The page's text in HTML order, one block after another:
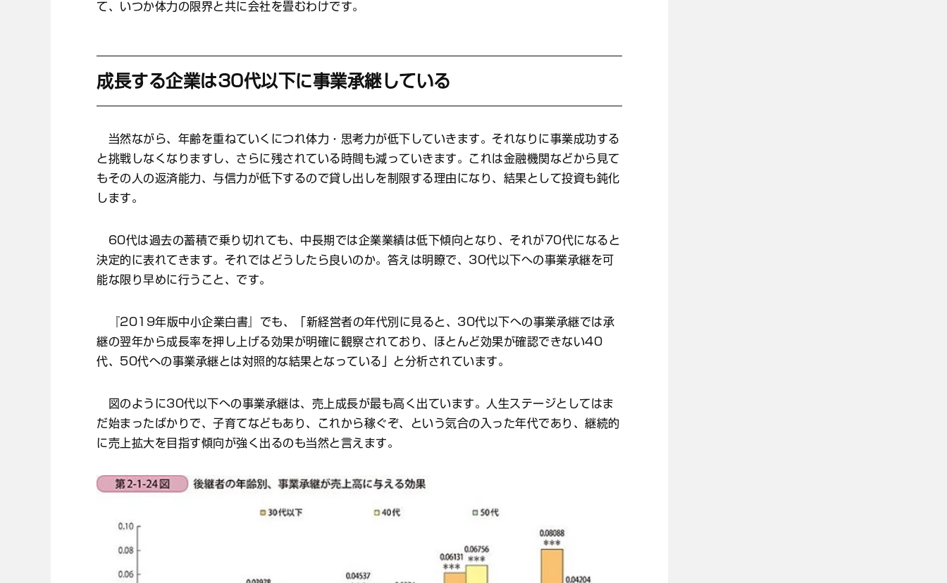
て、いつか体力の限界と共に会社を畳むわけです。
成長する企業は30代以下に事業承継している
当然ながら、年齢を重ねていくにつれ体力・思考力が低下していきます。それなりに事業成功する
と挑戦しなくなりますし、さらに残されている時間も減っていきます。これは金融機関などから見て
もその人の返済能力、与信力が低下するので貸し出しを制限する理由になり、結果として投資も鈍化
します。
60代は過去の蓄積で乗り切れても、中長期では企業業績は低下傾向となり、それが70代になると
決定的に表れてきます。それではどうしたら良いのか。答えは明瞭で、30代以下への事業承継を可
能な限り早めに行うこと、です。
『2019年版中小企業白書』でも、「新経営者の年代別に見ると、30代以下への事業承継では承
継の翌年から成長率を押し上げる効果が明確に観察されており、ほとんど効果が確認できない40
代、50代への事業承継とは対照的な結果となっている」と分析されています。
図のように30代以下への事業承継は、売上成長が最も高く出ています。人生ステージとしてはま
だ始まったばかりで、子育てなどもあり、これから稼ぐぞ、という気合の入った年代であり、継続的
に売上拡大を目指す傾向が強く出るのも当然と言えます。